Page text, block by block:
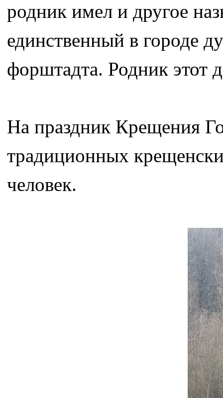
родник имел и другое
единственный в городе
форштадта. Родник этот
На праздник Крещения
традиционных
человек.